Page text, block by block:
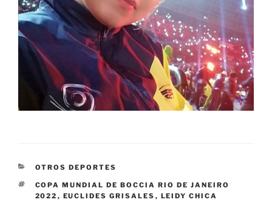
CATEGORÍAS
OTROS DEPORTES
ETIQUETAS
COPA MUNDIAL DE BOCCIA RIO DE JANEIRO
2022 , EUCLIDES GRISALES , LEIDY CHICA